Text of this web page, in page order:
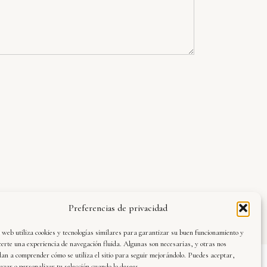
Preferencias de privacidad
web utiliza cookies y tecnologías similares para garantizar su buen funcionamiento y
una experiencia de navegación fluida. Algunas son necesarias, y otras nos
a comprender cómo se utiliza el sitio para seguir mejorándolo. Puedes aceptar,